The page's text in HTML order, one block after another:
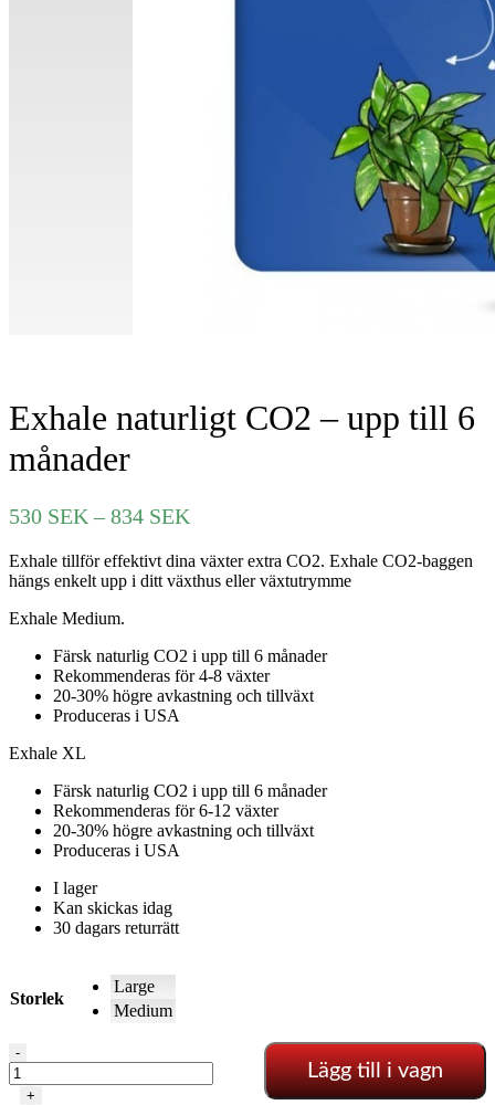
Exhale naturligt CO2 – upp till 6
månader
530 SEK – 834 SEK
till
834 SEK
Exhale tillför effektivt dina växter extra CO2. Exhale CO2-baggen
hängs enkelt upp i ditt växthus eller växtutrymme
Exhale Medium.
Färsk naturlig CO2 i upp till 6 månader
Rekommenderas för 4-8 växter
20-30% högre avkastning och tillväxt
Produceras i USA
Exhale XL
Färsk naturlig CO2 i upp till 6 månader
Rekommenderas för 6-12 växter
20-30% högre avkastning och tillväxt
Produceras i USA
I lager
Kan skickas idag
30 dagars returrätt
Storlek
Large
Medium
Exhale
naturligt
CO2
-
+
Lägg till i vagn